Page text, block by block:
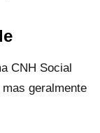
CNH Social
geralmente